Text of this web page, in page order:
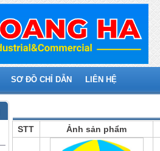
SƠ ĐỒ CHỈ DẪN LIÊN HỆ
STT Ảnh sản phẩm